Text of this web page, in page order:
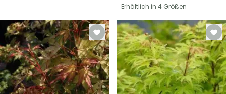
Erhältlich in 4 Größen